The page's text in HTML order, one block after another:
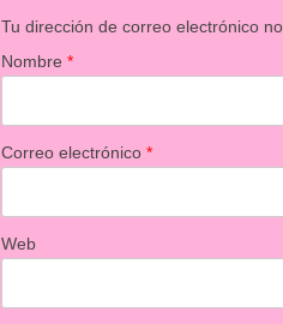
Tu dirección de correo electrónico
Nombre*
Correo electrónico*
Web